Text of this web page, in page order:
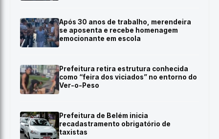
Após 30 anos de trabalho, merendeira
se aposenta e recebe homenagem
emocionante em escola
Prefeitura retira estrutura conhecida
como “feira dos viciados” no entorno do
Ver-o-Peso
Prefeitura de Belém inicia
recadastramento obrigatório de
taxistas